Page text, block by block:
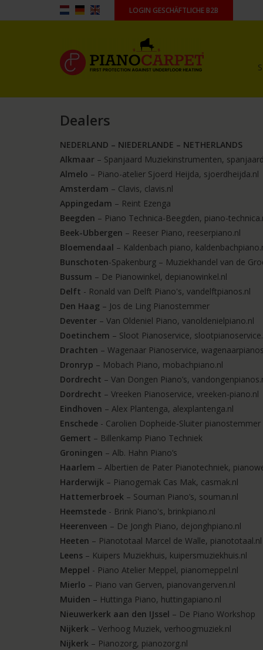
LOGIN GESCHÄFTLICHE B2B
Dealers
NEDERLAND – NIEDERLANDE – NETHERLANDS
Alkmaar – Spanjaard Muziekinstrumenten,
Almelo – Piano-atelier Sjoerd Heijda, sjoerdheijda.nl
Amsterdam – Clavis, clavis.nl
Appingedam – Reint Ezenga
Beegden – Piano Technica-Beegden, piano-
Beek-Ubbergen – Reeser Piano, reeserpiano.nl
Bloemendaal – Kaldenbach piano,
Bunschoten-Spakenburg – Muziekhandel van de
Bussum – De Pianowinkel, depianowinkel.nl
Delft - Ronald van Delft Piano's, vandelftpianos.nl
Den Haag – Jos de Ling Pianostemmer
Deventer – Van Oldeniel Piano, vanoldenielpiano.nl
Doetinchem – Sloot Pianoservice,
Drachten – Wagenaar Pianoservice,
Dronryp – Mobach Piano, mobachpiano.nl
Dordrecht – Van Dongen Piano’s,
Dordrecht – Vreeken Pianoservice, vreeken-piano.nl
Eindhoven – Alex Plantenga, alexplantenga.nl
Enschede - Carolien Dopheide-Sluiter pianostemmer
Gemert – Billenkamp Piano Techniek
Groningen – Alb. Hahn Piano’s
Haarlem – Albertien de Pater Pianotechniek,
Harderwijk – Pianogemak Cas Mak, casmak.nl
Hattemerbroek – Souman Piano’s, souman.nl
Heemstede - Brink Piano's, brinkpiano.nl
Heerenveen – De Jongh Piano, dejonghpiano.nl
Heeten – Pianototaal Marcel de Walle, pianototaal.nl
Leens – Kuipers Muziekhuis, kuipersmuziekhuis.nl
Meppel - Piano Atelier Meppel, pianomeppel.nl
Mierlo – Piano van Gerven, pianovangerven.nl
Muiden – Huttinga Piano, huttingapiano.nl
Nieuwerkerk aan den IJssel – De Piano Workshop
Nijkerk – Verhoog Muziek, verhoogmuziek.nl
Nijkerk – Pianozorg, pianozorg.nl